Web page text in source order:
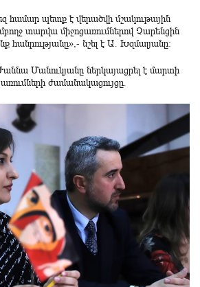
համար պետք է վերածվի մշակութային
տարվա միջոցառումներով Չարենցին
հանրությանը»,- նշել է Ա. Խզմալյանը:
Մանուկյանը ներկայացրել է մարտի
ժամանակացույցը.